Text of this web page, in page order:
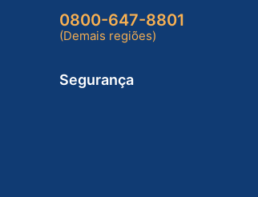
0800-647-8801
(Demais regiões)
Segurança